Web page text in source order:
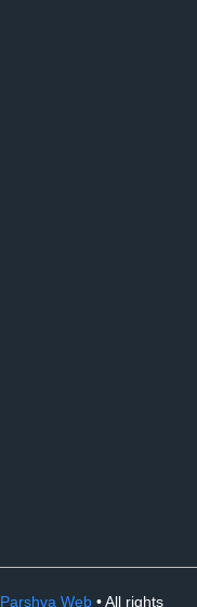
Parshva Web • All rights